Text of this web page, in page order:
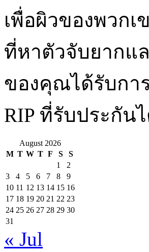
เพื่อผิวของพวก
ที่หาตัวจับยากแ
ของคุณได้รับกา
RIP ที่รับประกั
August 2026
M T W T F S
S
1
2
3
4 5 6 7 8
9
10 11 12 13 14 15 16
17 18 19 20 21 22 23
24 25 26 27 28 29 30
31
« Jul